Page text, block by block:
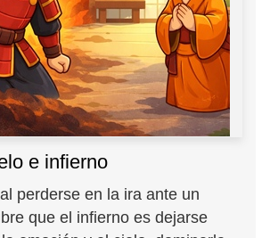
e infierno
perderse en la ira ante un
que el infierno es dejarse